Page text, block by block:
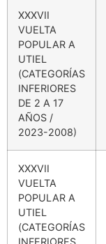
XXXVII
VUELTA
POPULAR A
UTIEL
(CATEGORÍAS
INFERIORES
DE 2 A 17
AÑOS /
2023-2008)
XXXVII
VUELTA
POPULAR A
UTIEL
(CATEGORÍAS
INFERIORES